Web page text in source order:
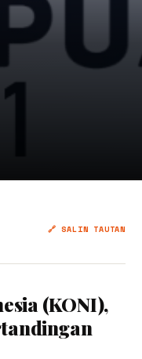
🔗 SALIN TAUTAN
(KONI),